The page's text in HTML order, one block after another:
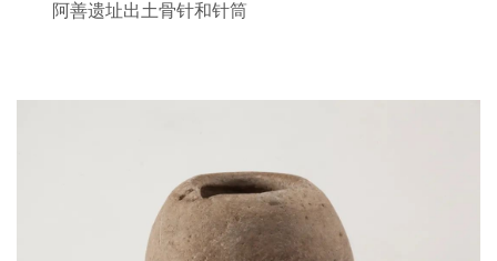
阿善遗址出土骨针和针筒